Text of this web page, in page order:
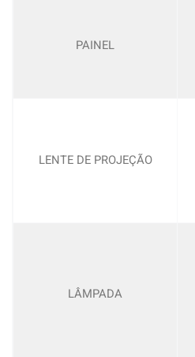
PAINEL
LENTE DE PROJEÇÃO
LÂMPADA